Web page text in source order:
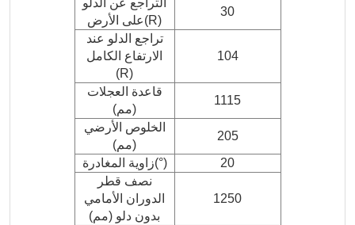
التراجع عن الدلو
على الأرض(R)
30
تراجع الدلو عند
الارتفاع الكامل
(R)
104
قاعدة العجلات
(مم)
1115
الخلوص الأرضي
(مم)
205
زاوية المغادرة(°)
20
نصف قطر
الدوران الأمامي
بدون دلو (مم)
1250